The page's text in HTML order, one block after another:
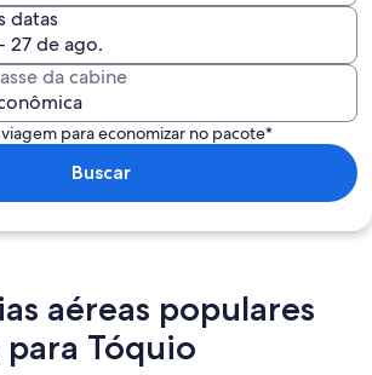
datas
27 de ago.
da cabine
para economizar no pacote*
Buscar
aéreas populares
Tóquio